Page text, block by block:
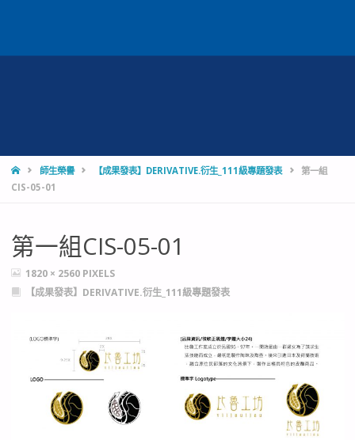
HOME師生榮譽 【成果發表】DERIVATIVE.衍生_111級專題發表
第一組
CIS-05-01
第一組CIS-05-01
FULL
SIZE
1820 × 2560 PIXELS
【成果發表】DERIVATIVE.衍生_111級專題發表